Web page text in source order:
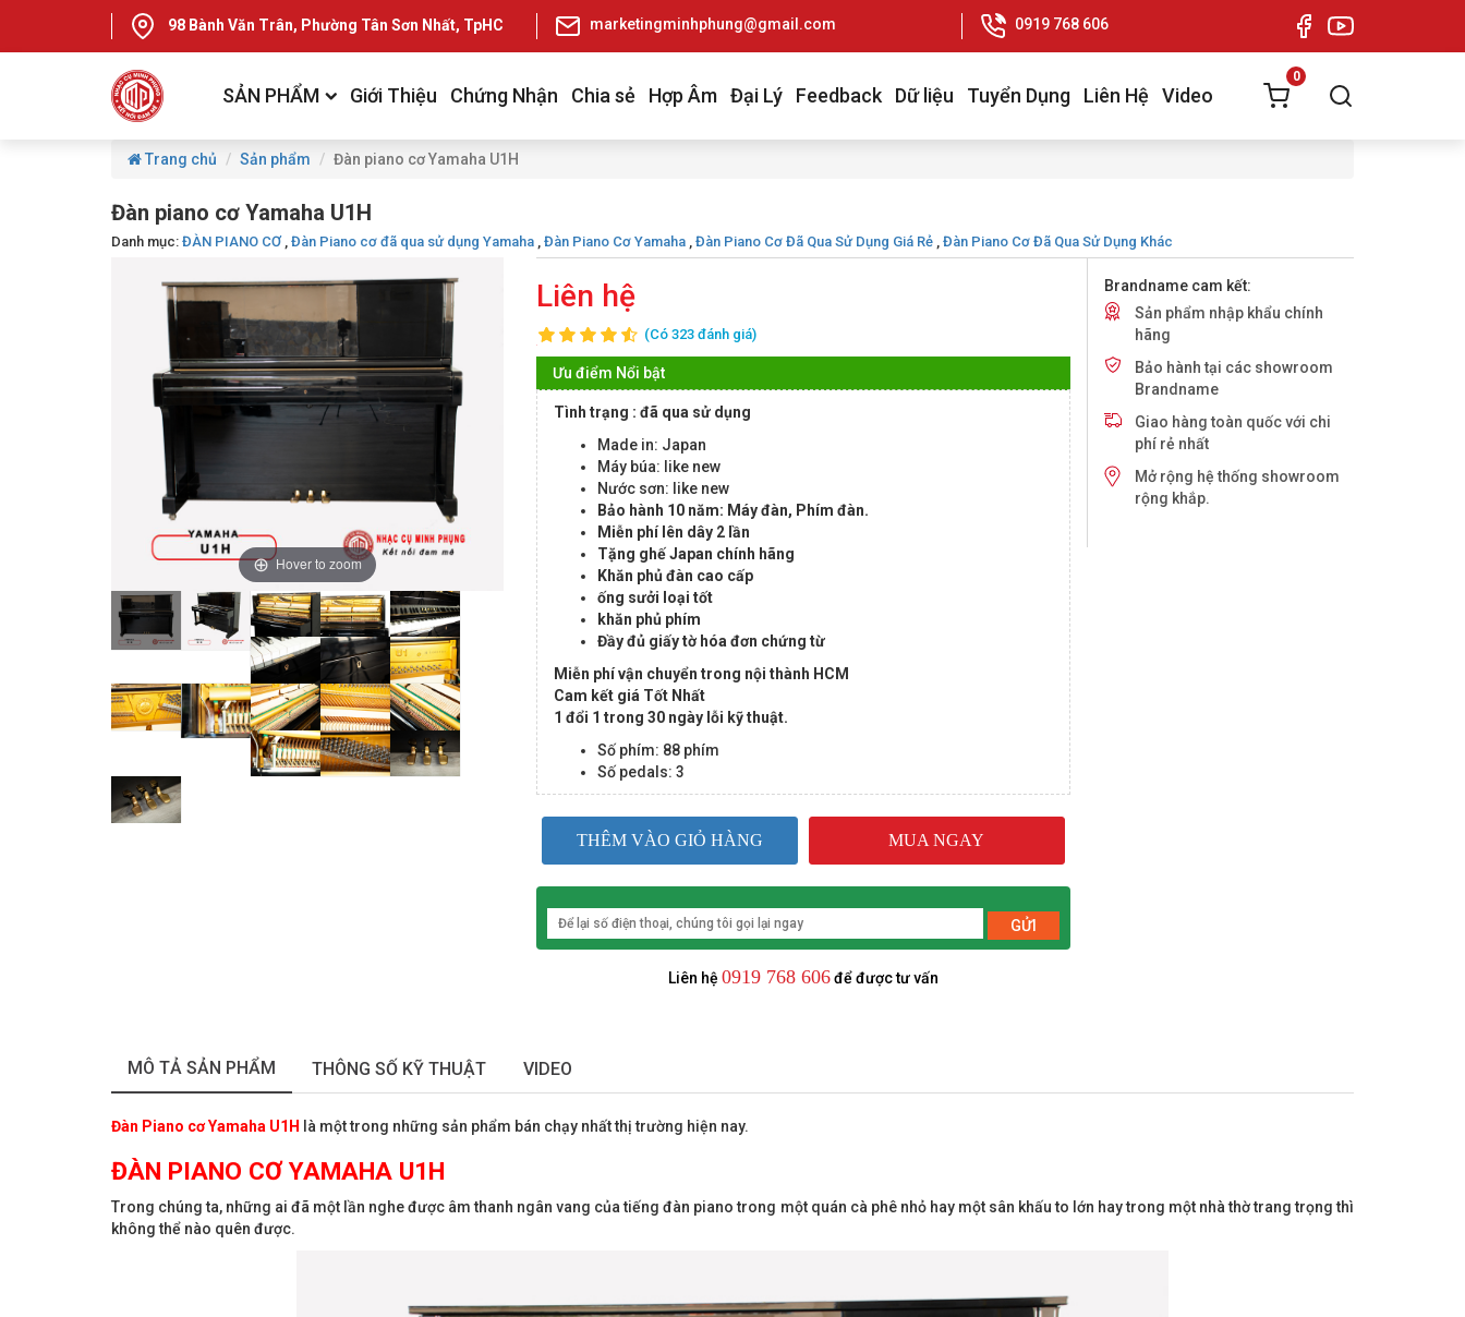
98 Bành Văn Trân, Phường Tân Sơn Nhất, TpHCM marketingminhphung@gmail.com 0919 768 606
SẢN PHẨM Giới Thiệu Chứng Nhận Chia sẻ Hợp Âm Đại Lý Feedback Dữ liệu Tuyển Dụng Liên Hệ Video
0
Trang chủ Sản phẩm Đàn piano cơ Yamaha U1H
Đàn piano cơ Yamaha U1H
Danh mục: ĐÀN PIANO CƠ, Đàn Piano cơ đã qua sử dụng Yamaha , Đàn Piano Cơ Yamaha , Đàn Piano Cơ Đã Qua Sử Dụng Giá Rẻ , Đàn Piano Cơ Đã Qua Sử Dụng Khác
Hover to zoom
Liên hệ
(Có 323 đánh giá)
Ưu điểm Nổi bật
Tình trạng : đã qua sử dụng
Made in: Japan
Máy búa: like new
Nước sơn: like new
Bảo hành 10 năm: Máy đàn, Phím đàn.
Miễn phí lên dây 2 lần
Tặng ghế Japan chính hãng
Khăn phủ đàn cao cấp
ống sưởi loại tốt
khăn phủ phím
Đầy đủ giấy tờ hóa đơn chứng từ
Miễn phí vận chuyển trong nội thành HCM
Cam kết giá Tốt Nhất
1 đổi 1 trong 30 ngày lỗi kỹ thuật.
Số phím: 88 phím
Số pedals: 3
THÊM VÀO GIỎ HÀNG MUA NGAY
GỬI
Liên hệ 0919 768 606để được tư vấn
Brandname cam kết:
Sản phẩm nhập khẩu chính
hãng
Bảo hành tại các showroom
Brandname
Giao hàng toàn quốc với chi
phí rẻ nhất
Mở rộng hệ thống showroom
rộng khắp.
MÔ TẢ SẢN PHẨM THÔNG SỐ KỸ THUẬT VIDEO
Đàn Piano cơ Yamaha U1H là một trong những sản phẩm bán chạy nhất thị trường hiện nay.
ĐÀN PIANO CƠ YAMAHA U1H
Trong chúng ta, những ai đã một lần nghe được âm thanh ngân vang của tiếng đàn piano trong một quán cà phê nhỏ hay một sân khấu to lớn hay trong một nhà thờ trang trọng thì
không thể nào quên được.